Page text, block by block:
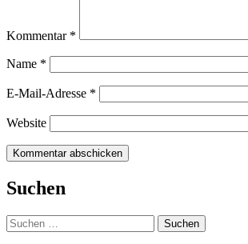
Kommentar *
Name *
E-Mail-Adresse *
Website
Suchen
Suchen
nach: